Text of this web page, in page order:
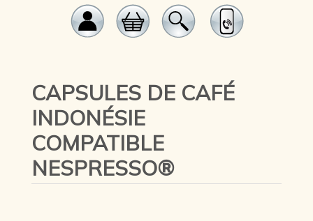
CAPSULES DE CAFÉ
INDONÉSIE
COMPATIBLE
NESPRESSO®